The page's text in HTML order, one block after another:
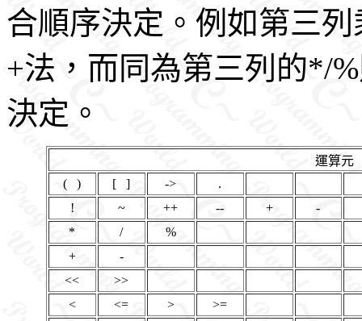
合順序決定。例如第三
+法，而同為第三列的*/
決定。
運算元
( )
[ ] ->
.
!
~ ++ -- +
-
*
/
%
+
-
<<
>>
<
<= >
>=